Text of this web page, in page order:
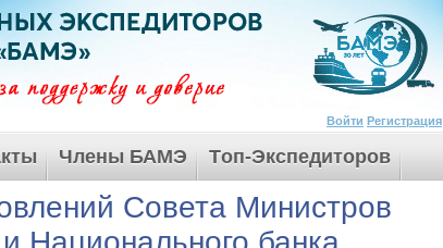
Войти Регистрация
Члены БАМЭ Tоп-Экспедиторов
Совета Министров